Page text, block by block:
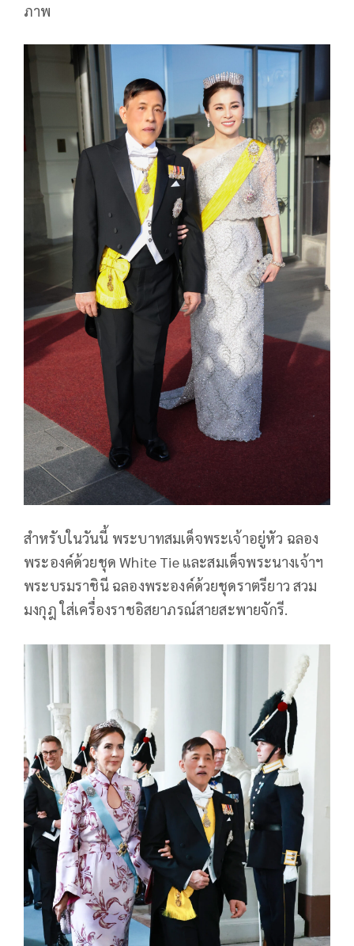
ภาพ
สำหรับในวันนี้ พระบาทสมเด็จพระเจ้าอยู่หัว ฉลอง
พระองค์ด้วยชุด White Tie และสมเด็จพระนางเจ้าฯ
พระบรมราชินี ฉลองพระองค์ด้วยชุดราตรียาว สวม
มงกุฎ ใส่เครื่องราชอิสยาภรณ์สายสะพายจักรี.